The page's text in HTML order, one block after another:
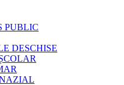
PUBLIC
DESCHISE